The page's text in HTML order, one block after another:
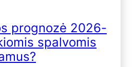
prognozė 2026-
spalvomis